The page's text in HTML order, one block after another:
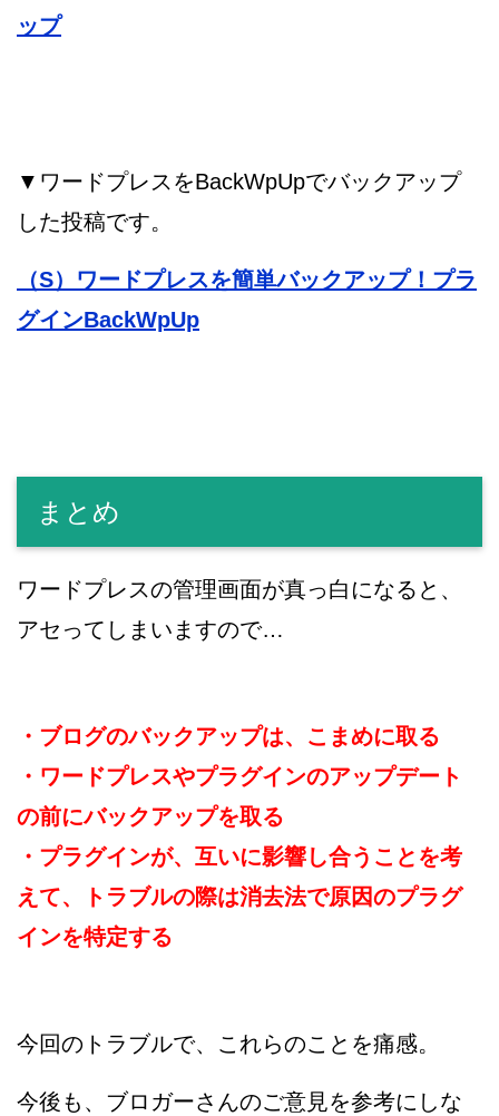
ップ
▼ワードプレスをBackWpUpでバックアップ
した投稿です。
（S）ワードプレスを簡単バックアップ！プラ
グインBackWpUp
まとめ
ワードプレスの管理画面が真っ白になると、
アセってしまいますので…
・ブログのバックアップは、こまめに取る
・ワードプレスやプラグインのアップデート
の前にバックアップを取る
・プラグインが、互いに影響し合うことを考
えて、トラブルの際は消去法で原因のプラグ
インを特定する
今回のトラブルで、これらのことを痛感。
今後も、ブロガーさんのご意見を参考にしな